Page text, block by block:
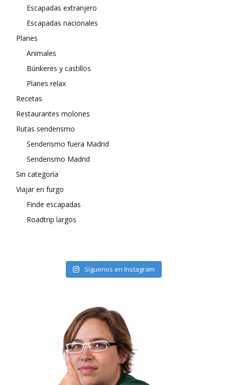
Escapadas extranjero
Escapadas nacionales
Planes
Animales
Búnkeres y castillos
Planes relax
Recetas
Restaurantes molones
Rutas senderismo
Senderismo fuera Madrid
Senderismo Madrid
Sin categoría
Viajar en furgo
Finde escapadas
Roadtrip largos
Síguenos en Instagram